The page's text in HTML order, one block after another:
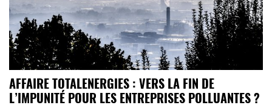
AFFAIRE TOTALENERGIES : VERS LA FIN DE
L’IMPUNITÉ POUR LES ENTREPRISES POLLUANTES ?